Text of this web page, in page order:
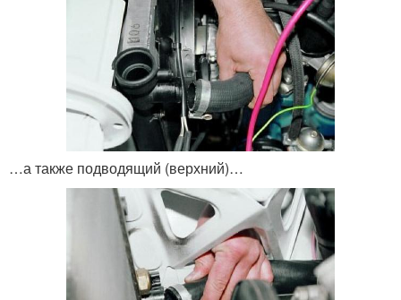
…а также подводящий (верхний)…